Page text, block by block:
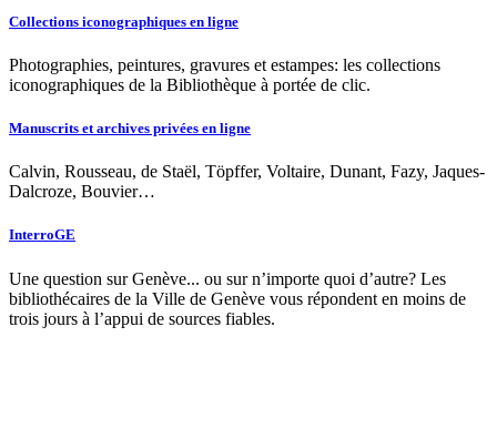
Collections iconographiques en ligne
Photographies, peintures, gravures et estampes: les collections
iconographiques de la Bibliothèque à portée de clic.
Manuscrits et archives privées en ligne
Calvin, Rousseau, de Staël, Töpffer, Voltaire, Dunant, Fazy, Jaques-
Dalcroze, Bouvier…
InterroGE
Une question sur Genève... ou sur n’importe quoi d’autre? Les
bibliothécaires de la Ville de Genève vous répondent en moins de
trois jours à l’appui de sources fiables.